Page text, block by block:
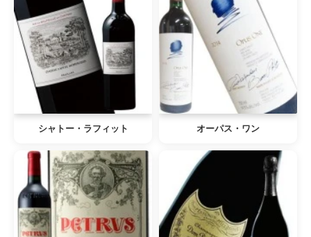
シャトー・ラフィット オーパス・ワン